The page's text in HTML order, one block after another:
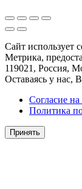
Сайт использует
Метрика,
119021, Россия,
Оставаясь у нас,
Согласие
Политика
Принять